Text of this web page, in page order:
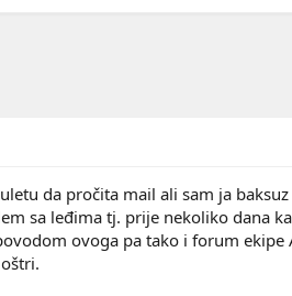
da pročita mail ali sam ja
sa leđima tj. prije nekoliko dana
ovoga pa tako i forum ekipe